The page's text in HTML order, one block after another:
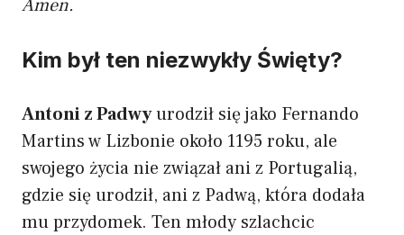
Amen.
Kim był ten niezwykły Święty?
Antoni z Padwyurodził się jako Fernando
Martins w Lizbonie około 1195 roku, ale
swojego życia nie związał ani z Portugalią,
gdzie się urodził, ani z Padwą, która dodała
mu przydomek. Ten młody szlachcic